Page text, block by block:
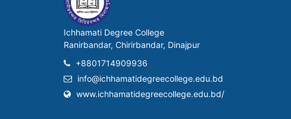
Ichhamati Degree College
Ranirbandar, Chirirbandar, Dinajpur
+8801714909936
info@ichhamatidegreecollege.edu.bd
www.ichhamatidegreecollege.edu.bd/